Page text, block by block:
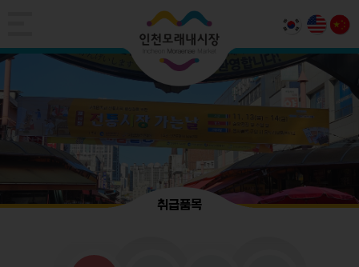
취급품목